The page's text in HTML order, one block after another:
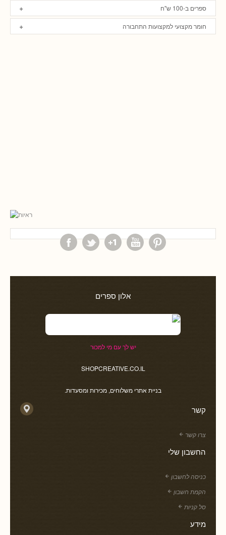
ספרים ב-100 ש"ח
חומר מקצועי למקצועות התחבורה
אלון ספרים
יש לך עם מי למכור
SHOPCREATIVE.CO.IL
בניית אתרי משלוחים, מכירות ומסעדות.
קשר
צרו קשר
החשבון שלי
כניסה לחשבון
הקמת חשבון
סל קניות
מידע